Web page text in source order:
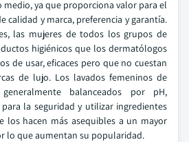
medio, ya que proporciona valor para el
calidad y marca, preferencia y garantía.
las mujeres de todos los grupos de
higiénicos que los dermatólogos
de usar, eficaces pero que no cuestan
de lujo. Los lavados femeninos de
balanceados por pH,
la seguridad y utilizar ingredientes
los hacen más asequibles a un mayor
lo que aumentan su popularidad.